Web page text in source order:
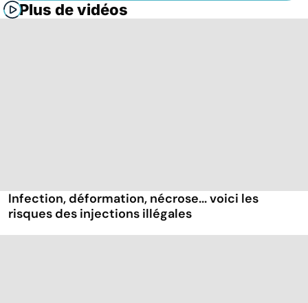
Plus de vidéos
Infection, déformation, nécrose... voici les
risques des injections illégales